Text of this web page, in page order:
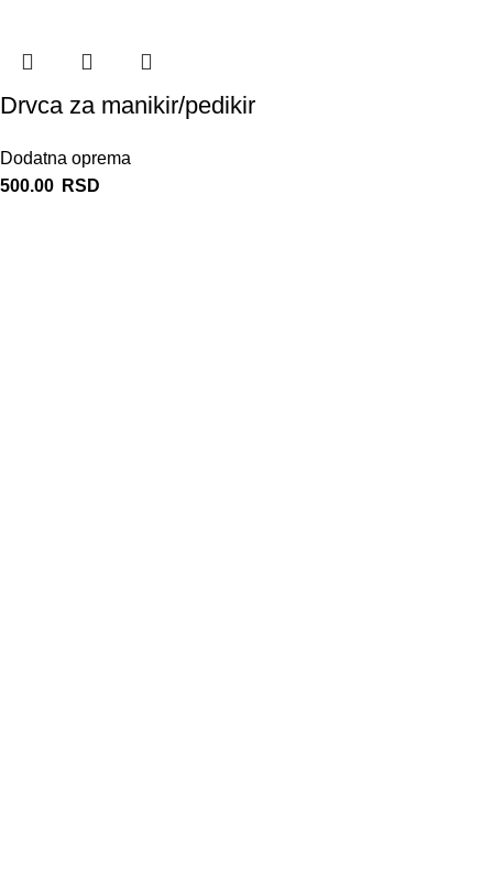
Drvca za manikir/pedikir
Dodatna oprema
500.00 RSD